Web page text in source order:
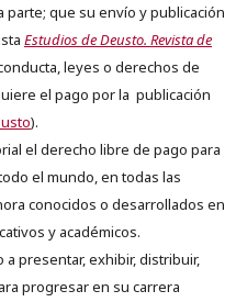
que su envío y publicación
Estudios de Deusto. Revista de
leyes o derechos de
el pago por la publicación
).
el derecho libre de pago para
el mundo, en todas las
conocidos o desarrollados en
y académicos.
presentar, exhibir, distribuir,
progresar en su carrera